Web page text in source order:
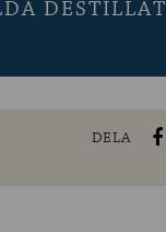
DESTILLAT
DELA